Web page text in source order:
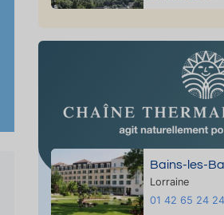
Bains-les-
Lorraine
01 42 65 24 24